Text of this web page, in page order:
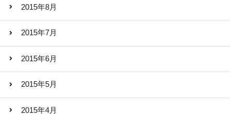
2015年8月
2015年7月
2015年6月
2015年5月
2015年4月